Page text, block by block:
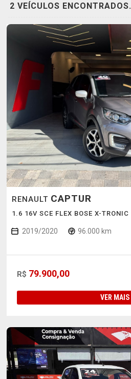
2 VEÍCULOS ENCONTRADOS.
RENAULT CAPTUR
1.6 16V SCE FLEX BOSE X-TRONIC
2019/2020 96.000 km
R$ 79.900,00
VER MAIS